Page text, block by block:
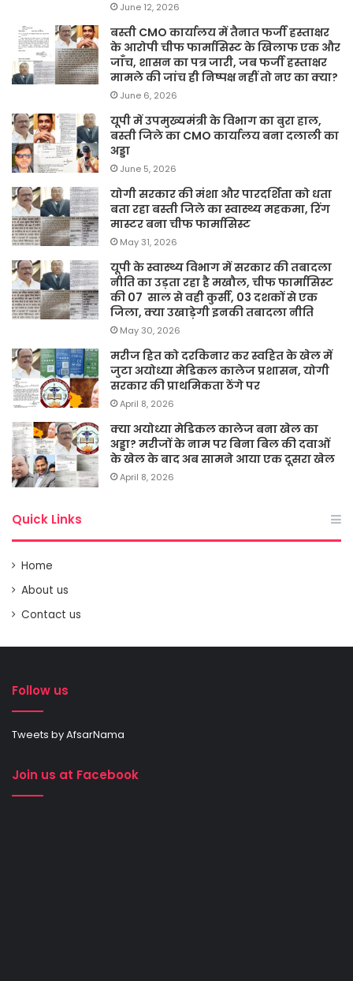
June 12, 2026
बस्ती CMO कार्यालय में तैनात फर्जी हस्ताक्षर
के आरोपी चीफ फार्मासिस्ट के खिलाफ एक और
जाँच, शासन का पत्र जारी, जब फर्जी हस्ताक्षर
मामले की जांच ही निष्पक्ष नहीं तो नए का क्या?
June 6, 2026
यूपी में उपमुख्यमंत्री के विभाग का बुरा हाल,
बस्ती जिले का CMO कार्यालय बना दलाली का
अड्डा
June 5, 2026
योगी सरकार की मंशा और पारदर्शिता को धता
बता रहा बस्ती जिले का स्वास्थ्य महकमा, रिंग
मास्टर बना चीफ फार्मासिस्ट
May 31, 2026
यूपी के स्वास्थ्य विभाग में सरकार की तबादला
नीति का उड़ता रहा है मखौल, चीफ फार्मासिस्ट
की 07 साल से वही कुर्सी, 03 दशकों से एक
जिला, क्या उखाड़ेगी इनकी तबादला नीति
May 30, 2026
मरीज हित को दरकिनार कर स्वहित के खेल में
जुटा अयोध्या मेडिकल कालेज प्रशासन, योगी
सरकार की प्राथमिकता ठेंगे पर
April 8, 2026
क्या अयोध्या मेडिकल कालेज बना खेल का
अड्डा? मरीजों के नाम पर बिना बिल की दवाओं
के खेल के बाद अब सामने आया एक दूसरा खेल
April 8, 2026
Quick Links
Home
About us
Contact us
Follow us
Tweets by AfsarNama
Join us at Facebook